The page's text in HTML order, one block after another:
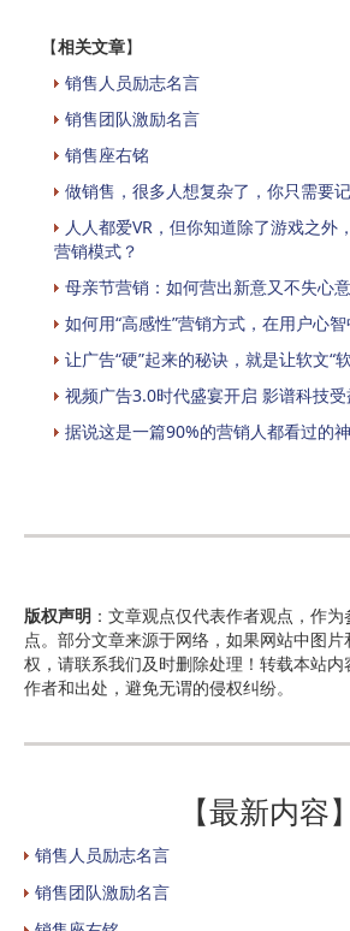
【相关文章】
销售人员励志名言
销售团队激励名言
销售座右铭
做销售，很多人想复杂了，你只需要
人人都爱VR，但你知道除了游戏之外
营销模式？
母亲节营销：如何营出新意又不失心
如何用“高感性”营销方式，在用户心
让广告“硬”起来的秘诀，就是让软文“
视频广告3.0时代盛宴开启 影谱科技受
据说这是一篇90%的营销人都看过的
版权声明 ：文章观点仅代表作者观点，作
点。部分文章来源于网络，如果网站中图
权，请联系我们及时删除处理！转载本站内
作者和出处，避免无谓的侵权纠纷。
【最新内容】
销售人员励志名言
销售团队激励名言